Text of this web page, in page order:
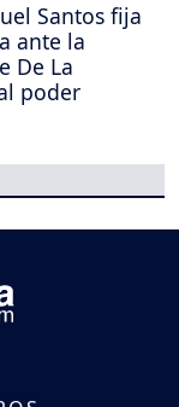
Santos fija
ante la
De La
poder